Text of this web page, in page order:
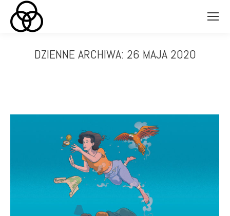
DZIENNE ARCHIWA: 26 MAJA 2020